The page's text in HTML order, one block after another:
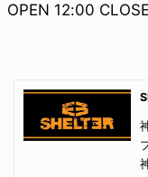
OPEN 12:00